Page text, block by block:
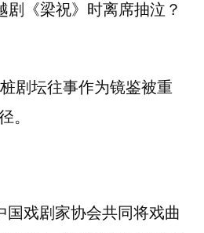
剧《梁祝》时离席抽泣？
剧坛往事作为镜鉴被重
。
国戏剧家协会共同将戏曲